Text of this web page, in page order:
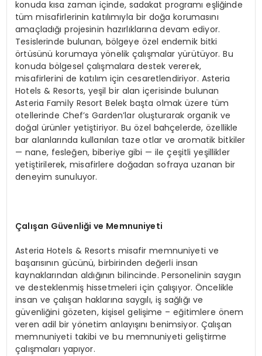
konuda kısa zaman içinde, sadakat programı eşliğinde
tüm misafirlerinin katılımıyla bir doğa korumasını
amaçladığı projesinin hazırlıklarına devam ediyor.
Tesislerinde bulunan, bölgeye özel endemik bitki
örtüsünü korumaya yönelik çalışmalar yürütüyor. Bu
konuda bölgesel çalışmalara destek vererek,
misafirlerini de katılım için cesaretlendiriyor. Asteria
Hotels & Resorts, yeşil bir alan içerisinde bulunan
Asteria Family Resort Belek başta olmak üzere tüm
otellerinde Chef’s Garden’lar oluşturarak organik ve
doğal ürünler yetiştiriyor. Bu özel bahçelerde, özellikle
bar alanlarında kullanılan taze otlar ve aromatik bitkiler
— nane, fesleğen, biberiye gibi — ile çeşitli yeşillikler
yetiştirilerek, misafirlere doğadan sofraya uzanan bir
deneyim sunuluyor.
Çalışan Güvenliği ve Memnuniyeti
Asteria Hotels & Resorts misafir memnuniyeti ve
başarısının gücünü, birbirinden değerli insan
kaynaklarından aldığının bilincinde. Personelinin saygın
ve desteklenmiş hissetmeleri için çalışıyor. Öncelikle
insan ve çalışan haklarına saygılı, iş sağlığı ve
güvenliğini gözeten, kişisel gelişime – eğitimlere önem
veren adil bir yönetim anlayışını benimsiyor. Çalışan
memnuniyeti takibi ve bu memnuniyeti geliştirme
çalışmaları yapıyor.